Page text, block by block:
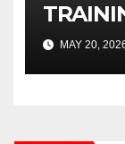
MAY 20,